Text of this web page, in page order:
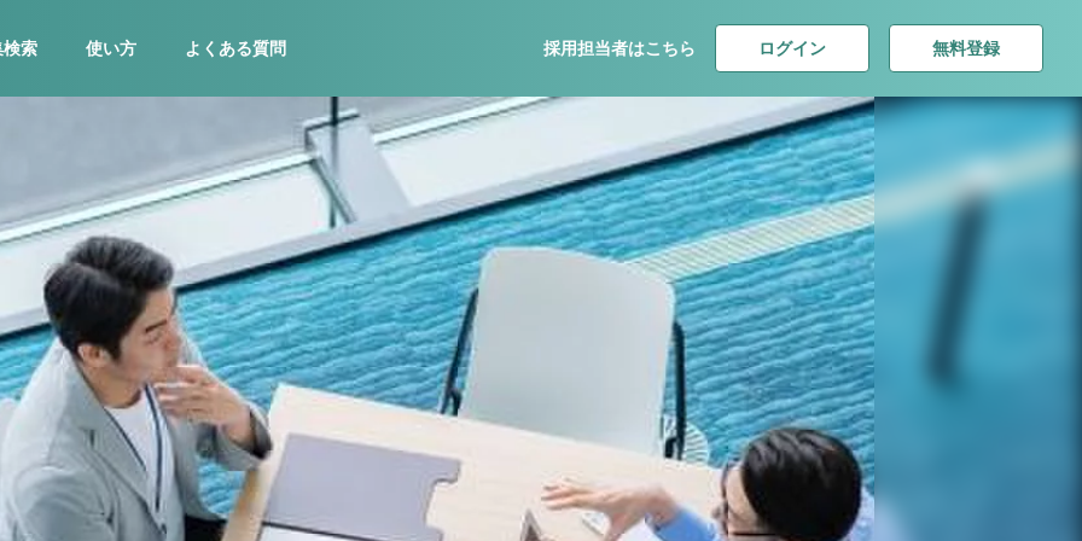
検索 使い方 よくある質問 採用担当者はこちら ログイン 無料登録